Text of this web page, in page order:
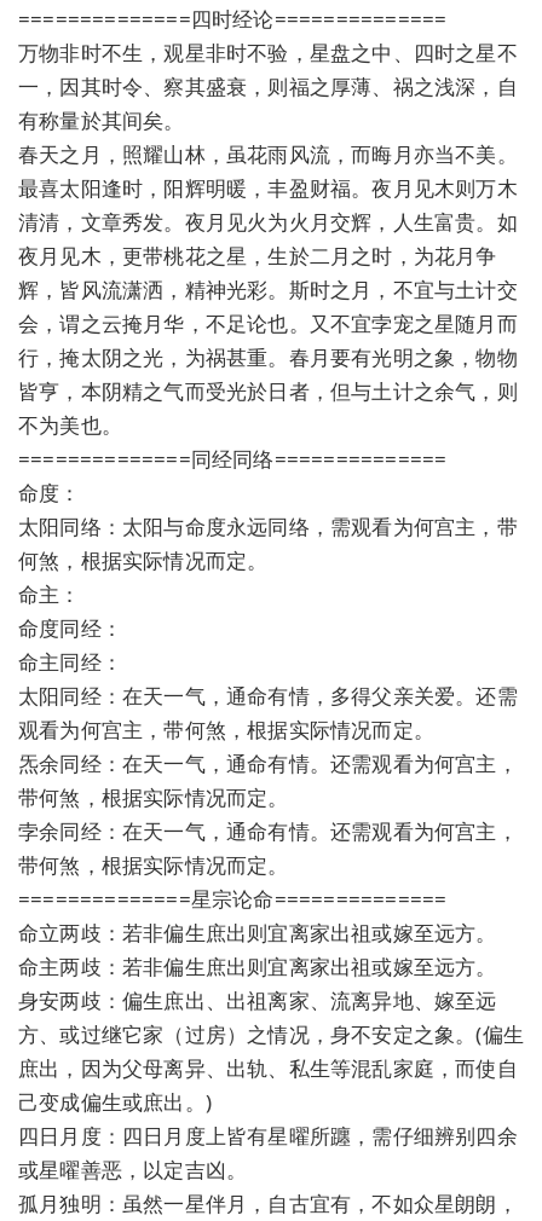
==============四时经论==============
万物非时不生，观星非时不验，星盘之中、四时之星不
一，因其时令、察其盛衰，则福之厚薄、祸之浅深，自
有称量於其间矣。
春天之月，照耀山林，虽花雨风流，而晦月亦当不美。
最喜太阳逢时，阳辉明暖，丰盈财福。夜月见木则万木
清清，文章秀发。夜月见火为火月交辉，人生富贵。如
夜月见木，更带桃花之星，生於二月之时，为花月争
辉，皆风流潇洒，精神光彩。斯时之月，不宜与土计交
会，谓之云掩月华，不足论也。又不宜孛宠之星随月而
行，掩太阴之光，为祸甚重。春月要有光明之象，物物
皆亨，本阴精之气而受光於日者，但与土计之余气，则
不为美也。
==============同经同络==============
命度：
太阳同络：太阳与命度永远同络，需观看为何宫主，带
何煞，根据实际情况而定。
命主：
命度同经：
命主同经：
太阳同经：在天一气，通命有情，多得父亲关爱。还需
观看为何宫主，带何煞，根据实际情况而定。
炁余同经：在天一气，通命有情。还需观看为何宫主，
带何煞，根据实际情况而定。
孛余同经：在天一气，通命有情。还需观看为何宫主，
带何煞，根据实际情况而定。
==============星宗论命==============
命立两歧：若非偏生庶出则宜离家出祖或嫁至远方。
命主两歧：若非偏生庶出则宜离家出祖或嫁至远方。
身安两歧：偏生庶出、出祖离家、流离异地、嫁至远
方、或过继它家（过房）之情况，身不安定之象。(偏生
庶出，因为父母离异、出轨、私生等混乱家庭，而使自
己变成偏生或庶出。)
四日月度：四日月度上皆有星曜所躔，需仔细辨别四余
或星曜善恶，以定吉凶。
孤月独明：虽然一星伴月，自古宜有，不如众星朗朗，